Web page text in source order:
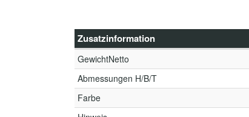
Zusatzinformation
GewichtNetto
Abmessungen H/B/T
Farbe